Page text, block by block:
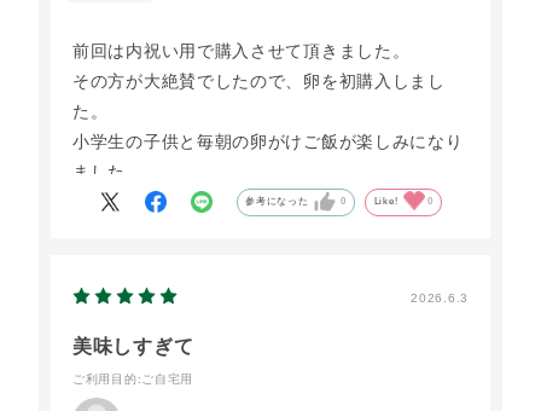
前回は内祝い用で購入させて頂きました。
その方が大絶賛でしたので、卵を初購入しまし
た。
小学生の子供と毎朝の卵がけご飯が楽しみになり
ました。
また購入させて頂きます。
参考になった 0 Like! 0
2026.6.3
美味しすぎて
ご利用目的 :ご自宅用